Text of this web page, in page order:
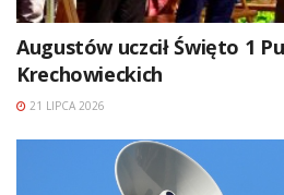
Augustów uczcił Święto 1
Krechowieckich
21 LIPCA 2026